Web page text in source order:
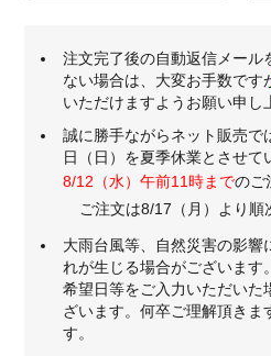
注文完了後の自動返信メール
ない場合は、大変お手数です
いただけますようお願い申し
誠に勝手ながらネット販売で
日（日）を夏季休業とさせて
8/12（水）午前11時までのご
ご注文は8/17（月）より順
大雨台風等、自然災害の影響
れが生じる場合がございます
希望日等をご入力いただいた
ざいます。何卒ご理解頂きま
す。